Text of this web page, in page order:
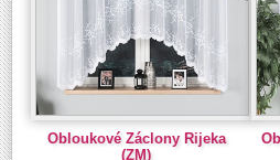
Obloukové Záclony Rijeka
(ZM)